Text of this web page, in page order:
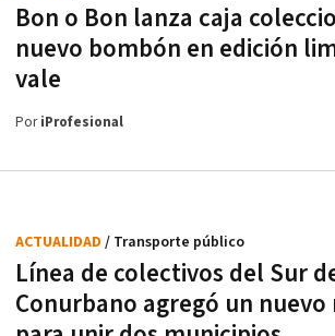
Bon o Bon lanza caja
nuevo bombón en edición
vale
PoriProfesional
Línea de colectivos del Sur
Conurbano agregó un
ACTUALIDAD / Transporte público